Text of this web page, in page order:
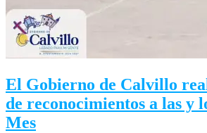
El Gobierno de Calvillo
de reconocimientos a las y
Mes